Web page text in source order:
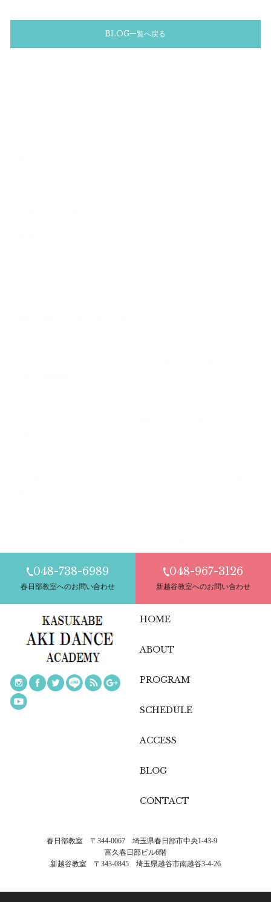
BLOG一覧へ戻る
048-738-6989
春日部教室へのお問い合わせ
048-967-3126
新越谷教室へのお問い合わせ
HOME
ABOUT
PROGRAM
SCHEDULE
ACCESS
BLOG
CONTACT
春日部教室 〒344-0067 埼玉県春日部市中央1-43-9
富久春日部ビル6階
新越谷教室 〒343-0845 埼玉県越谷市南越谷3-4-26